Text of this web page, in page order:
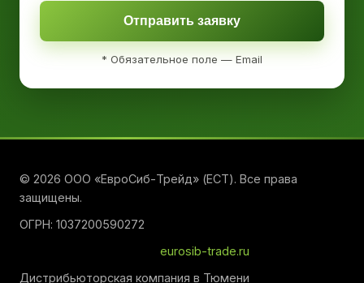
Отправить заявку
* Обязательное поле — Email
© 2026 ООО «ЕвроСиб-Трейд» (ЕСТ). Все права
защищены.
ОГРН: 1037200590272
eurosib-trade.ru
Дистрибьюторская компания в Тюмени